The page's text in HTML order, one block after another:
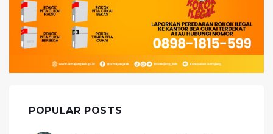
POPULAR POSTS